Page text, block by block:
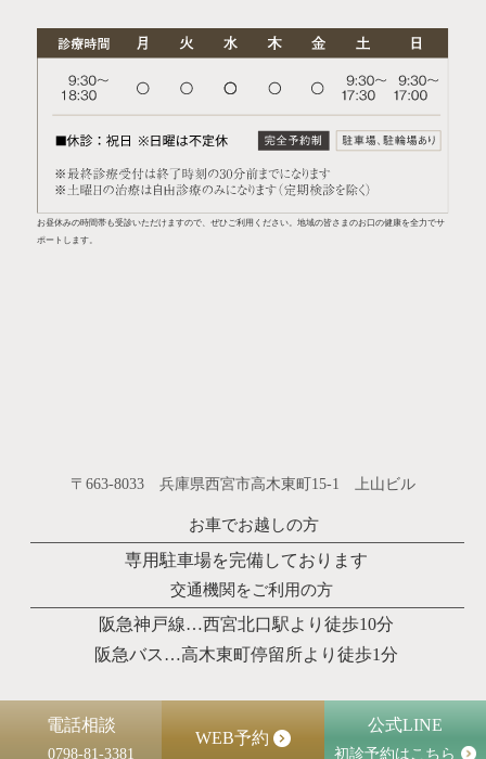
電話相談
0798-81-3381
WEB予約
公式LINE
初診予約はこちら
お昼休みの時間帯も受診いただけますので、ぜひご利用ください。地域の皆さまのお口の健康を全力でサ
ポートします。
〒663-8033 兵庫県西宮市高木東町15-1 上山ビル
お車でお越しの方
専用駐車場を完備しております
交通機関をご利用の方
阪急神戸線…西宮北口駅より徒歩10分
阪急バス…高木東町停留所より徒歩1分